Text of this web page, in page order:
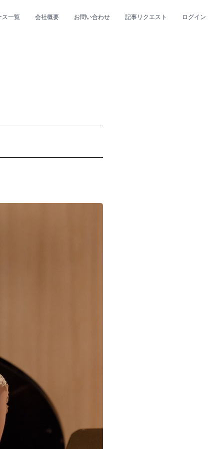
ス一覧 会社概要 お問い合わせ 記事リクエスト ログイン
#R&B/ソウル